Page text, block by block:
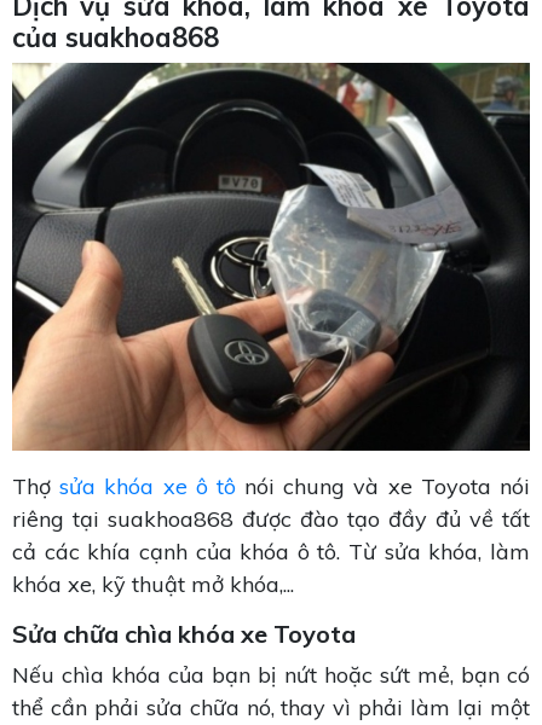
của suakhoa868
Thợsửa khóa xe ô tônói chung và xe Toyota nói
riêng tại suakhoa868 được đào tạo đầy đủ về tất
cả các khía cạnh của khóa ô tô. Từ sửa khóa, làm
khóa xe, kỹ thuật mở khóa,...
Sửa chữa chìa khóa xe Toyota
Nếu chìa khóa của bạn bị nứt hoặc sứt mẻ, bạn có
thể cần phải sửa chữa nó, thay vì phải làm lại một